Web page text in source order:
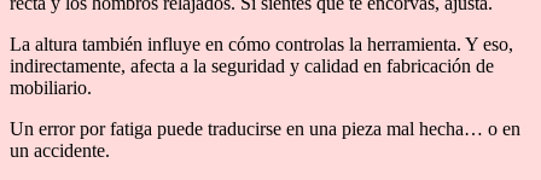
La altura también influye en cómo controlas la herramienta. Y eso,
indirectamente, afecta a la seguridad y calidad en fabricación de
mobiliario.
Un error por fatiga puede traducirse en una pieza mal hecha… o en
un accidente.